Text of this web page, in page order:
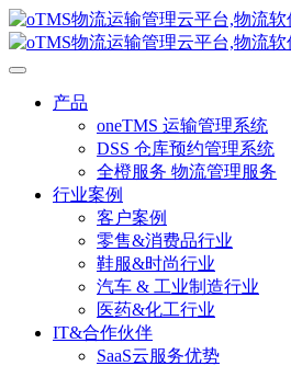
产品
oneTMS 运输管理系统
DSS 仓库预约管理系统
全橙服务 物流管理服务
行业案例
客户案例
零售&消费品行业
鞋服&时尚行业
汽车 & 工业制造行业
医药&化工行业
IT&合作伙伴
SaaS云服务优势